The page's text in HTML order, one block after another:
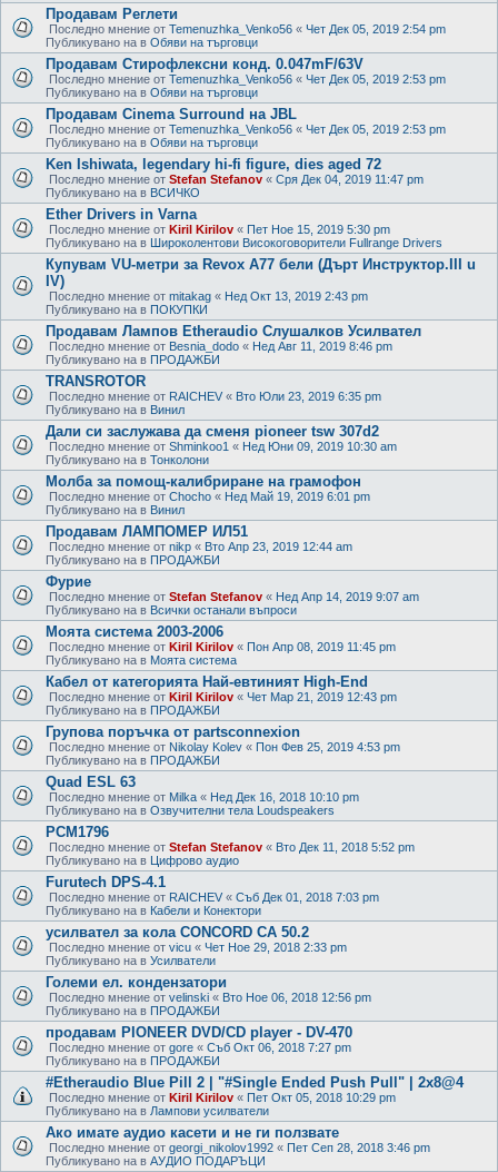
Продавам Реглети
Последно мнение от Temenuzhka_Venko56 « Чет Дек 05, 2019 2:54 pm
Публикувано на в Обяви на търговци
Продавам Стирофлексни конд. 0.047mF/63V
Последно мнение от Temenuzhka_Venko56 « Чет Дек 05, 2019 2:53 pm
Публикувано на в Обяви на търговци
Продавам Cinema Surround на JBL
Последно мнение от Temenuzhka_Venko56 « Чет Дек 05, 2019 2:53 pm
Публикувано на в Обяви на търговци
Ken Ishiwata, legendary hi-fi figure, dies aged 72
Последно мнение от Stefan Stefanov « Сря Дек 04, 2019 11:47 pm
Публикувано на в ВСИЧКО
Ether Drivers in Varna
Последно мнение от Kiril Kirilov « Пет Ное 15, 2019 5:30 pm
Публикувано на в Широколентови Високоговорители Fullrange Drivers
Купувам VU-метри за Revox A77 бели (Дърт Инструктор.III u
IV)
Последно мнение от mitakag « Нед Окт 13, 2019 2:43 pm
Публикувано на в ПОКУПКИ
Продавам Лампов Etheraudio Слушалков Усилвател
Последно мнение от Besnia_dodo « Нед Авг 11, 2019 8:46 pm
Публикувано на в ПРОДАЖБИ
TRANSROTOR
Последно мнение от RAICHEV « Вто Юли 23, 2019 6:35 pm
Публикувано на в Винил
Дали си заслужава да сменя pioneer tsw 307d2
Последно мнение от Shminkoo1 « Нед Юни 09, 2019 10:30 am
Публикувано на в Тонколони
Молба за помощ-калибриране на грамофон
Последно мнение от Chocho « Нед Май 19, 2019 6:01 pm
Публикувано на в Винил
Продавам ЛАМПОМЕР ИЛ51
Последно мнение от nikp « Вто Апр 23, 2019 12:44 am
Публикувано на в ПРОДАЖБИ
Фурие
Последно мнение от Stefan Stefanov « Нед Апр 14, 2019 9:07 am
Публикувано на в Всички останали въпроси
Моята система 2003-2006
Последно мнение от Kiril Kirilov « Пон Апр 08, 2019 11:45 pm
Публикувано на в Моята система
Кабел от категорията Най-евтиният High-End
Последно мнение от Kiril Kirilov « Чет Мар 21, 2019 12:43 pm
Публикувано на в ПРОДАЖБИ
Групова поръчка от partsconnexion
Последно мнение от Nikolay Kolev « Пон Фев 25, 2019 4:53 pm
Публикувано на в ПРОДАЖБИ
Quad ESL 63
Последно мнение от Milka « Нед Дек 16, 2018 10:10 pm
Публикувано на в Озвучителни тела Loudspeakers
PCM1796
Последно мнение от Stefan Stefanov « Вто Дек 11, 2018 5:52 pm
Публикувано на в Цифрово аудио
Furutech DPS-4.1
Последно мнение от RAICHEV « Съб Дек 01, 2018 7:03 pm
Публикувано на в Кабели и Конектори
усилвател за кола CONCORD CA 50.2
Последно мнение от vicu « Чет Ное 29, 2018 2:33 pm
Публикувано на в Усилватели
Големи ел. кондензатори
Последно мнение от velinski « Вто Ное 06, 2018 12:56 pm
Публикувано на в ПРОДАЖБИ
продавам PIONEER DVD/CD player - DV-470
Последно мнение от gore « Съб Окт 06, 2018 7:27 pm
Публикувано на в ПРОДАЖБИ
#Etheraudio Blue Pill 2 | "#Single Ended Push Pull" | 2x8@4
Последно мнение от Kiril Kirilov « Пет Окт 05, 2018 10:29 pm
Публикувано на в Лампови усилватели
Ако имате аудио касети и не ги ползвате
Последно мнение от georgi_nikolov1992 « Пет Сеп 28, 2018 3:46 pm
Публикувано на в АУДИО ПОДАРЪЦИ